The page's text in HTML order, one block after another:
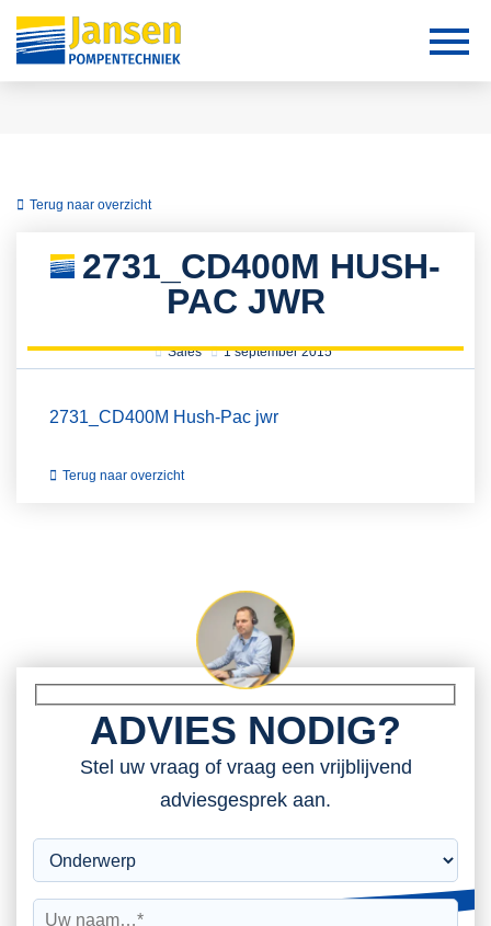
Terug naar overzicht
2731_CD400M HUSH-
PAC JWR
Sales 1 september 2015
2731_CD400M Hush-Pac jwr
Terug naar overzicht
ADVIES NODIG?
Stel uw vraag of vraag een vrijblijvend
adviesgesprek aan.